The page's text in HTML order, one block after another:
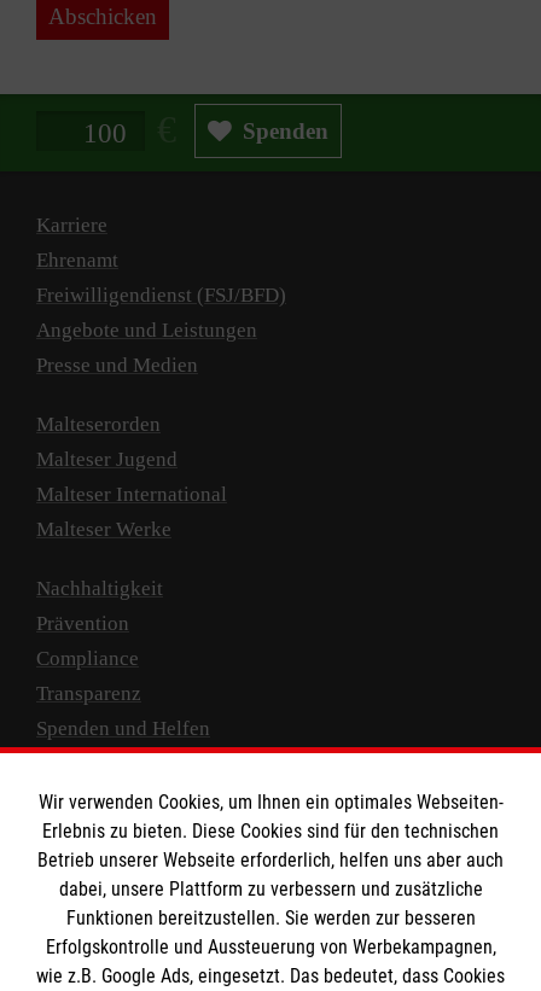
Abschicken
Spendenbetrag in Euro Spenden
Karriere
Ehrenamt
Freiwilligendienst (FSJ/BFD)
Angebote und Leistungen
Presse und Medien
Malteserorden
Malteser Jugend
Malteser International
Malteser Werke
Nachhaltigkeit
Prävention
Compliance
Transparenz
Spenden und Helfen
Empfänger: Malteser Hilfsdienst e.V.
IBAN: DE10 3706 0120 1201 2000 12
BIC: GENODED 1PA7
Wir verwenden Cookies, um Ihnen ein optimales Webseiten-
Erlebnis zu bieten. Diese Cookies sind für den technischen
Betrieb unserer Webseite erforderlich, helfen uns aber auch
dabei, unsere Plattform zu verbessern und zusätzliche
Funktionen bereitzustellen. Sie werden zur besseren
Erfolgskontrolle und Aussteuerung von Werbekampagnen,
wie z.B. Google Ads, eingesetzt. Das bedeutet, dass Cookies